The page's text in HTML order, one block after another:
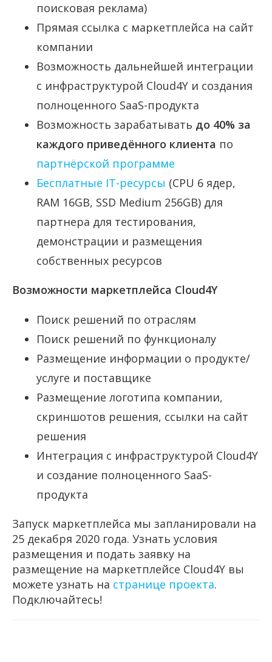
поисковая реклама)
Прямая ссылка с маркетплейса на сайт
компании
Возможность дальнейшей интеграции
с инфраструктурой Cloud4Y и создания
полноценного SaaS-продукта
Возможность зарабатывать до 40% за
каждого приведённого клиента по
партнёрской программе
Бесплатные IT-ресурсы (CPU 6 ядер,
RAM 16GB, SSD Medium 256GB) для
партнера для тестирования,
демонстрации и размещения
собственных ресурсов
Возможности маркетплейса Cloud4Y
Поиск решений по отраслям
Поиск решений по функционалу
Размещение информации о продукте/
услуге и поставщике
Размещение логотипа компании,
скриншотов решения, ссылки на сайт
решения
Интеграция с инфраструктурой Cloud4Y
и создание полноценного SaaS-
продукта
Запуск маркетплейса мы запланировали на
25 декабря 2020 года. Узнать условия
размещения и подать заявку на
размещение на маркетплейсе Cloud4Y вы
можете узнать на странице проекта.
Подключайтесь!